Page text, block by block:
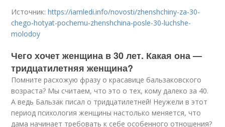
Источник:https://iamledi.info/novosti/zhenshchiny-za-30-
chego-hotyat-pochemu-zhenshchina-posle-30-luchshe-
molodoy
Чего хочет женщина в 30 лет. Какая она —
тридцатилетняя женщина?
Помните расхожую фразу о красавице бальзаковского
возраста? Мы считаем, что это о тех, кому далеко за 40.
А ведь Бальзак писал о тридцатилетней! Неужели в этот
период психология женщины настолько меняется, что
дама начинает требовать к себе особенного отношения?